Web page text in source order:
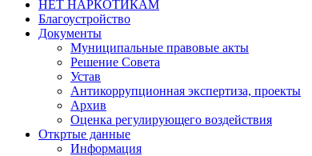
НЕТ НАРКОТИКАМ
Благоустройство
Документы
Муниципальные правовые акты
Решение Совета
Устав
Антикоррупционная экспертиза, проекты
Архив
Оценка регулирующего воздействия
Откртые данные
Информация